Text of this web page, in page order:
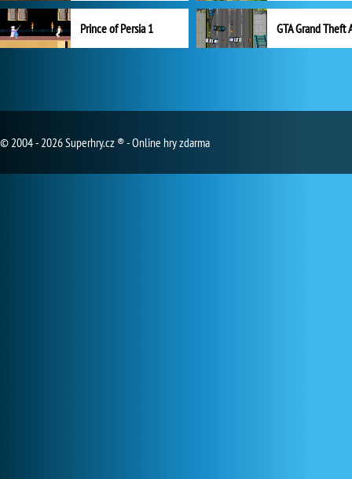
Prince of Persia 1 GTA Grand Theft
© 2004 - 2026 Superhry.cz ® - Online hry zdarma